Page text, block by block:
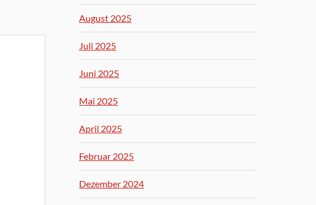
August 2025
Juli 2025
Juni 2025
Mai 2025
April 2025
Februar 2025
Dezember 2024